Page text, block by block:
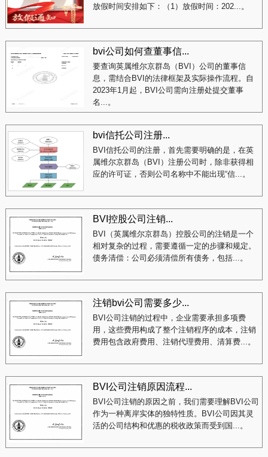
放假时间安排如下：（1）放假时间：202...。
bvi公司如何查董事信...
要查询英属维尔京群岛（BVI）公司的董事信
息，需结合BVI的法律框架及实际操作流程。自
2023年1月起，BVI公司需向注册处提交董事
名...。
bvi信托公司注册...
BVI信托公司的注册，首先需要明确的是，在英
属维尔京群岛（BVI）注册公司时，除非获得相
应的许可证，否则公司名称中不能出现“信...。
BVI控股公司注销...
BVI（英属维尔京群岛）控股公司的注销是一个
相对复杂的过程，需要遵循一定的步骤和规定。
债务清偿：公司必须清偿所有债务，包括...。
注销bvi公司需要多少...
BVI公司注销的过程中，企业需要承担多项费
用，这些费用构成了整个注销程序的成本，注销
费用包含政府费用、注销代理费用、清算费...。
BVI公司注销原因流程...
BVI公司注销的原因之前，我们需要理解BVI公司
作为一种离岸实体的独特性质。BVI公司因其灵
活的公司结构和优惠的税收政策而受到国...。